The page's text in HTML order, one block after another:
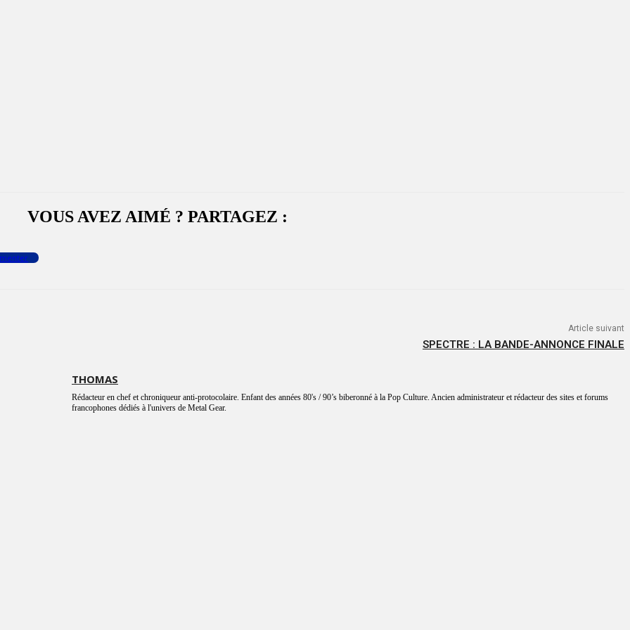
VOUS AVEZ AIMÉ ? PARTAGEZ :
Article suivant
SPECTRE : LA BANDE-ANNONCE FINALE
THOMAS
Rédacteur en chef et chroniqueur anti-protocolaire. Enfant des années 80's / 90’s biberonné à la Pop Culture. Ancien administrateur et rédacteur des sites et forums
francophones dédiés à l'univers de Metal Gear.